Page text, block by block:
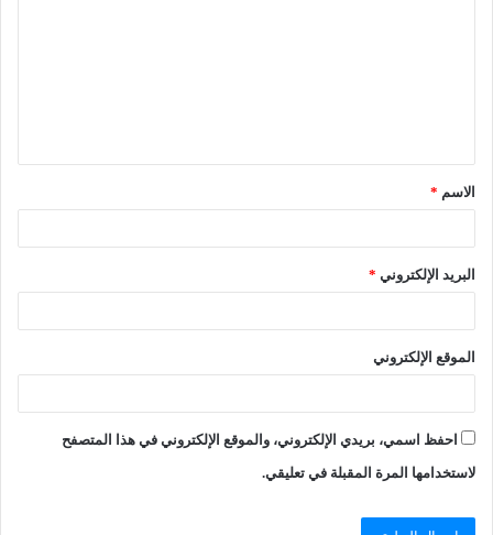
الاسم *
البريد الإلكتروني *
الموقع الإلكتروني
احفظ اسمي، بريدي الإلكتروني، والموقع الإلكتروني في هذا المتصفح
لاستخدامها المرة المقبلة في تعليقي.